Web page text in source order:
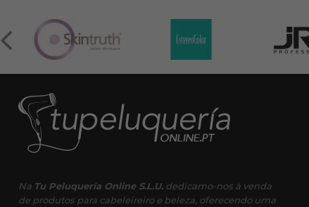
Na Tu Peluquería Online S.L.U.dedicamo-nos à venda
de produtos para cabeleireiro e beleza, oferecendo uma